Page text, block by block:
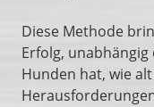
Diese Methode
Erfolg,
Hunden hat, wie